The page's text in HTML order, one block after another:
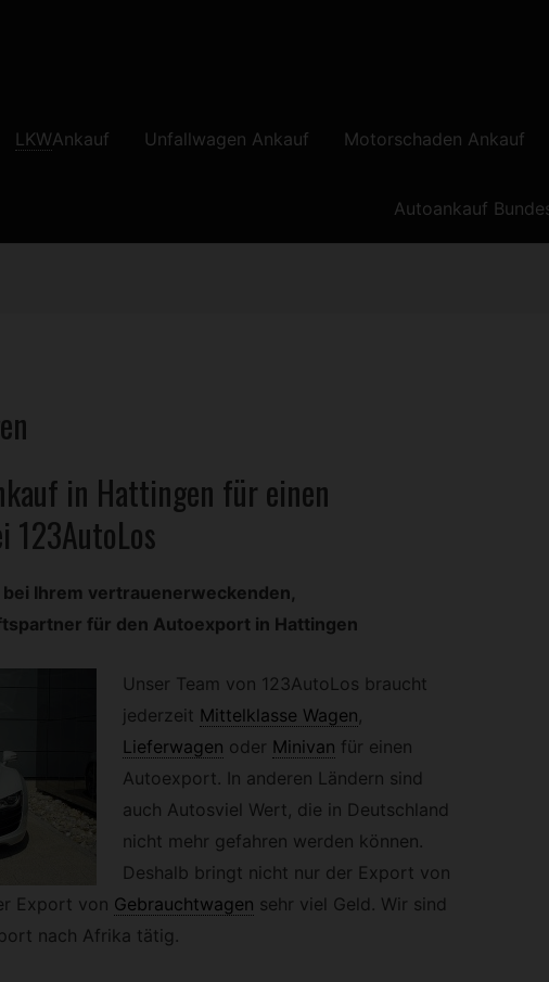
LKWAnkauf Unfallwagen Ankauf Motorschaden Ankauf
Autoankauf
in Hattingen für einen
123AutoLos
Ihrem vertrauenerweckenden,
für den Autoexport in Hattingen
Unser Team von 123AutoLos braucht
jederzeit Mittelklasse Wagen,
Lieferwagen oder Minivan für einen
Autoexport. In anderen Ländern sind
auch Autosviel Wert, die in Deutschland
nicht mehr gefahren werden können.
Deshalb bringt nicht nur der Export von
Export von Gebrauchtwagen sehr viel Geld. Wir sind
nach Afrika tätig.